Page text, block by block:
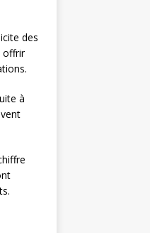
des
offrir
à